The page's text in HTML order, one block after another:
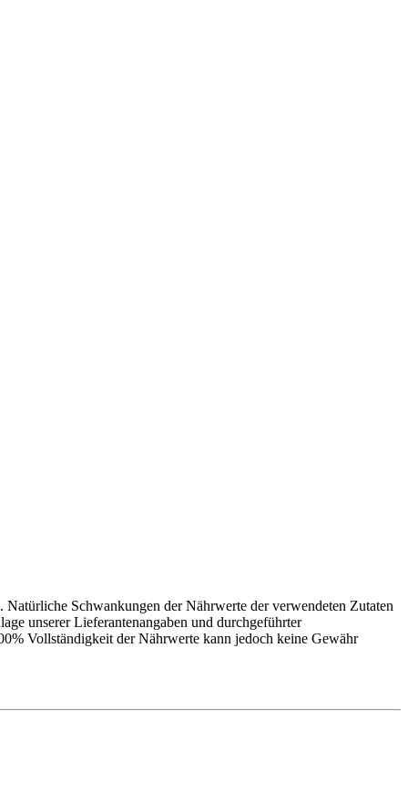
Schwankungen der Nährwerte der verwendeten Zutaten
unserer Lieferantenangaben und durchgeführter
Vollständigkeit der Nährwerte kann jedoch keine Gewähr